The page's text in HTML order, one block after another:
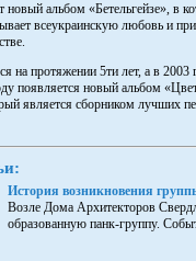
альбом «Бетельгейзе», в
всеукраинскую любовь и
на протяжении 5ти лет, а в
появляется новый альбом
является сборником лучших
История возникновения
Возле Дома Архитекторов
образованную панк-группу.